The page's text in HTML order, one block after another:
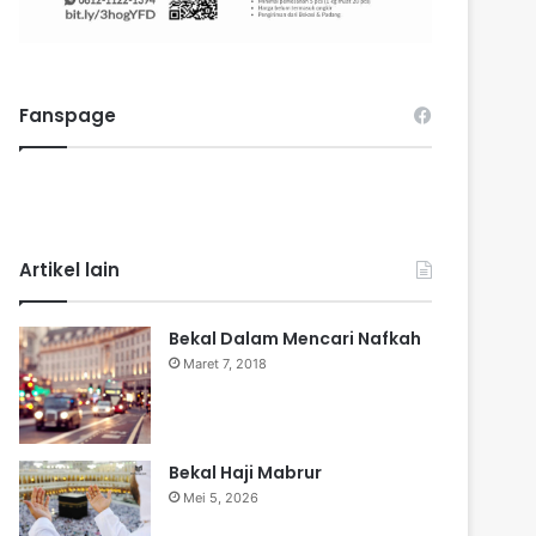
Fanspage
Artikel lain
Bekal Dalam Mencari Nafkah
Maret 7, 2018
Bekal Haji Mabrur
Mei 5, 2026